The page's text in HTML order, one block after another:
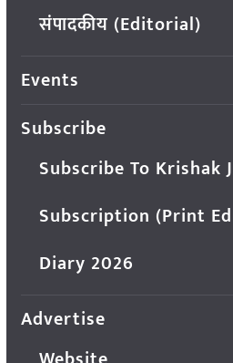
संपादकीय (Editorial)
Events
Subscribe
Subscribe To Krishak
Subscription (Print
Diary 2026
Advertise